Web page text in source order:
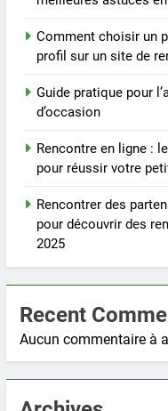
Comment choisir un
profil sur un site de
Guide pratique pour
d’occasion
Rencontre en ligne :
pour réussir votre
Rencontrer des
pour découvrir des
2025
Recent
Aucun commentaire à